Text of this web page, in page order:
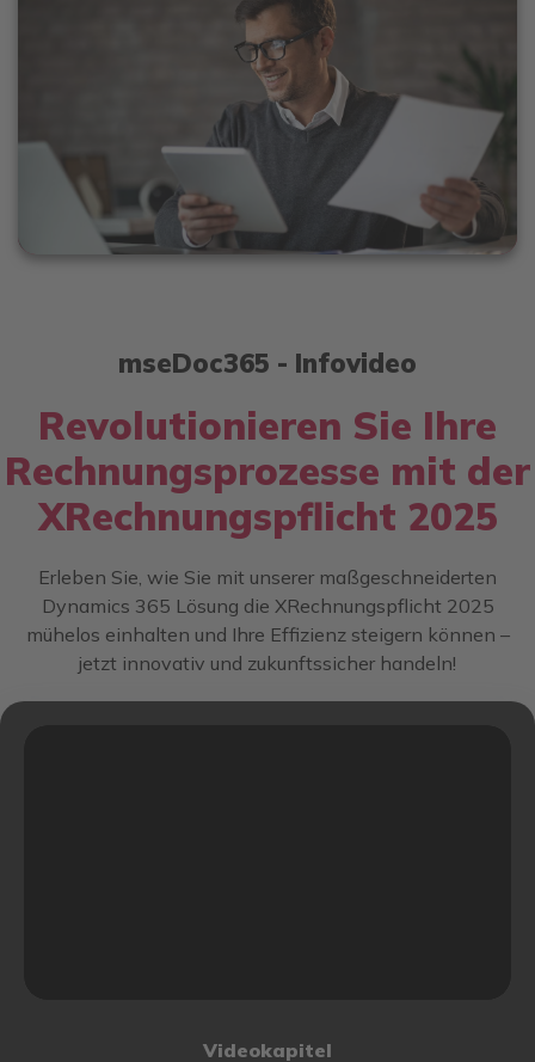
mseDoc365 - Infovideo
Revolutionieren Sie Ihre
Rechnungsprozesse mit der
XRechnungspflicht 2025
Erleben Sie, wie Sie mit unserer maßgeschneiderten
Dynamics 365 Lösung die XRechnungspflicht 2025
mühelos einhalten und Ihre Effizienz steigern können –
jetzt innovativ und zukunftssicher handeln!
Videokapitel